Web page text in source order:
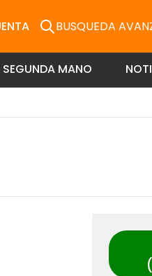
BUSQUEDA
SEGUNDA MANO